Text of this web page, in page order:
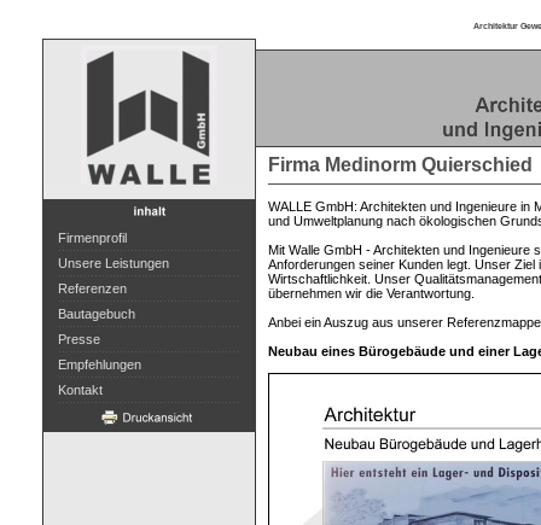
Architektur
Firma Medinorm Quierschied
Firmenprofil
Unsere Leistungen
Referenzen
Bautagebuch
Presse
Empfehlungen
Kontakt
WALLE GmbH: Architekten und Ingenieure in
und Umweltplanung nach ökologischen
Mit Walle GmbH - Architekten und Ingenieure
Anforderungen seiner Kunden legt. Unser
Wirtschaftlichkeit. Unser
übernehmen wir die Verantwortung.
Anbei ein Auszug aus unserer
Neubau eines Bürogebäude und einer